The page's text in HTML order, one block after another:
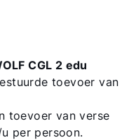
CGL 2 edu
toevoer van
toevoer van verse
per persoon.